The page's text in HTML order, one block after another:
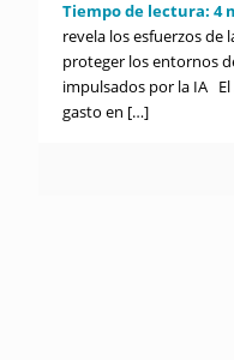
Tiempo de lectura: 4
revela los esfuerzos de
proteger los entornos
impulsados por la IA El
gasto en […]